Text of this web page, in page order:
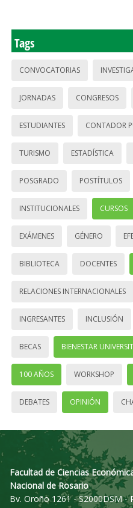
Tags
CONVOCATORIAS
JORNADAS CONGRESOS
ESTUDIANTES CONTADOR
TURISMO ESTADÍSTICA
POSGRADO POSTÍTULOS
INSTITUCIONALES CURSOS
EXÁMENES GÉNERO
BIBLIOTECA DOCENTES
RELACIONES INTERNACIONALES
INGRESANTES INCLUSIÓN
BECAS BIENESTAR
100 AÑOS WORKSHOP
DEBATES OPINIÓN
Facultad de Ciencias
Nacional de Rosario
Bv. Oroño 1261 - S2000DSM -